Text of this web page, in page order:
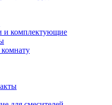
и комплектующие